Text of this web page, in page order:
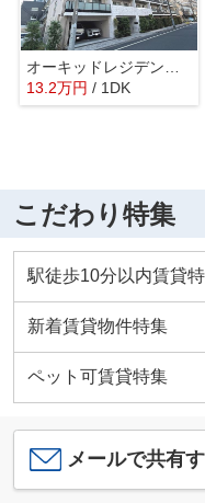
13.2万円 / 1DK
こだわり特集
駅徒歩10分以内賃貸
新着賃貸物件特集
ペット可賃貸特集
メールで共有